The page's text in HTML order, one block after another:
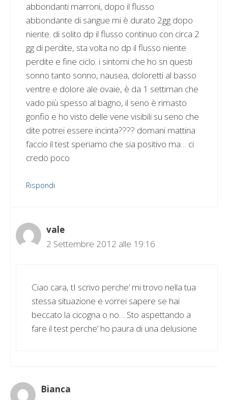
abbondanti marroni, dopo il flusso
abbondante di sangue mi è durato 2gg dopo
niente. di solito dp il flusso continuo con circa 2
gg di perdite, sta volta no dp il flusso niente
perdite e fine ciclo. i sintomi che ho sn questi
sonno tanto sonno, nausea, doloretti al basso
ventre e dolore ale ovaie, è da 1 settiman che
vado più spesso al bagno, il seno è rimasto
gonfio e ho visto delle vene visibili su seno che
dite potrei essere incinta???? domani mattina
faccio il test speriamo che sia positivo ma… ci
credo poco
Rispondi
vale
2 Settembre 2012 alle 19:16
Ciao cara, tI scrivo perche’ mi trovo nella tua
stessa situazione e vorrei sapere se hai
beccato la cicogna o no… Sto aspettando a
fare il test perche’ ho paura di una delusione
Bianca